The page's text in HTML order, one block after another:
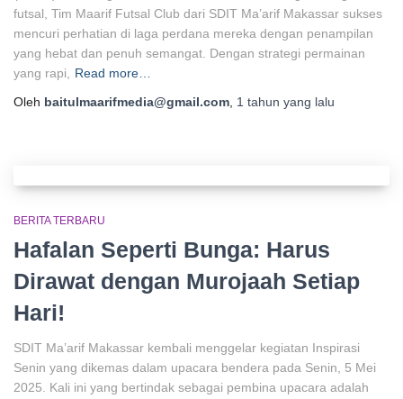
futsal, Tim Maarif Futsal Club dari SDIT Ma’arif Makassar sukses
mencuri perhatian di laga perdana mereka dengan penampilan
yang hebat dan penuh semangat. Dengan strategi permainan
yang rapi, Read more…
Oleh baitulmaarifmedia@gmail.com, 1 tahun yang lalu
BERITA TERBARU
Hafalan Seperti Bunga: Harus
Dirawat dengan Murojaah Setiap
Hari!
SDIT Ma’arif Makassar kembali menggelar kegiatan Inspirasi
Senin yang dikemas dalam upacara bendera pada Senin, 5 Mei
2025. Kali ini yang bertindak sebagai pembina upacara adalah